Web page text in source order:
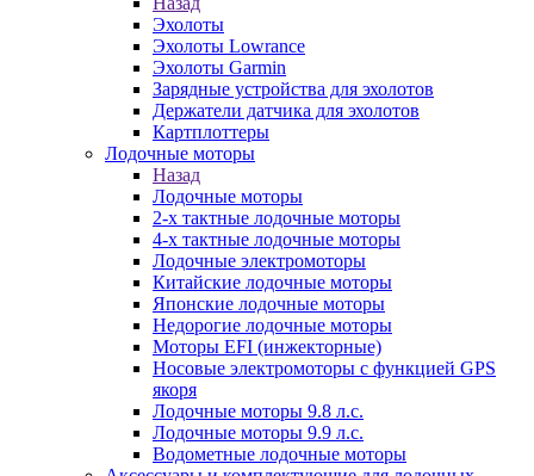
Эхолоты
Эхолоты Lowrance
Эхолоты Garmin
Зарядные устройства для эхолотов
Держатели датчика для эхолотов
Картплоттеры
Лодочные моторы
Назад
Лодочные моторы
2-х тактные лодочные моторы
4-х тактные лодочные моторы
Лодочные электромоторы
Китайские лодочные моторы
Японские лодочные моторы
Недорогие лодочные моторы
Моторы EFI (инжекторные)
Носовые электромоторы с функцией GPS
якоря
Лодочные моторы 9.8 л.с.
Лодочные моторы 9.9 л.с.
Водометные лодочные моторы